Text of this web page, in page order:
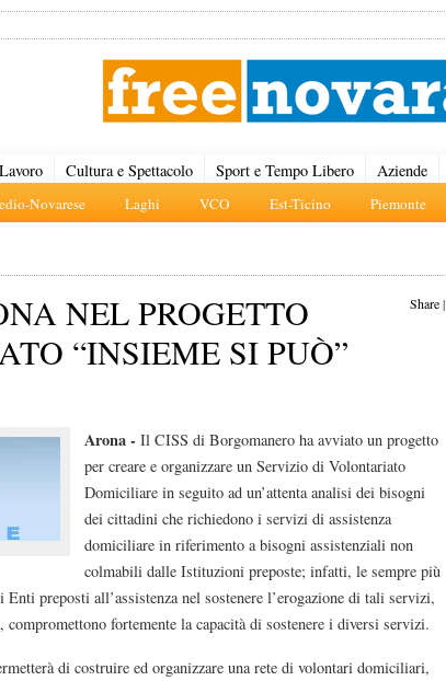
Novarese Laghi VCO Est-Ticino Piemonte
Cultura e Spettacolo Sport e Tempo Libero Aziende
Share|
NEL PROGETTO
“INSIEME SI PUÒ”
Arona - Il CISS di Borgomanero ha avviato un progetto
per creare e organizzare un Servizio di Volontariato
Domiciliare in seguito ad un’attenta analisi dei bisogni
dei cittadini che richiedono i servizi di assistenza
domiciliare in riferimento a bisogni assistenziali non
colmabili dalle Istituzioni preposte; infatti, le sempre più
preposti all’assistenza nel sostenere l’erogazione di tali servizi,
fortemente la capacità di sostenere i diversi servizi.
di costruire ed organizzare una rete di volontari domiciliari,